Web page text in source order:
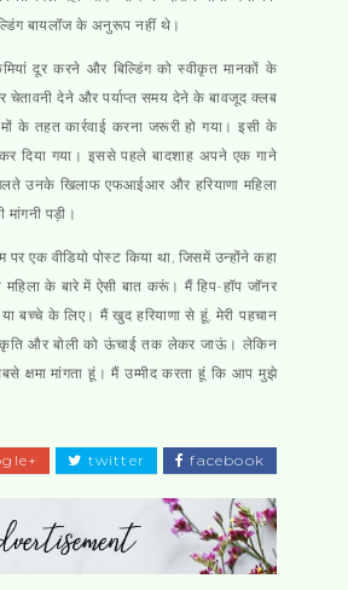
बायलॉज के अनुरूप नहीं थे।
दूर करने और बिल्डिंग को स्वीकृत मानकों के
चेतावनी देने और पर्याप्त समय देने के बावजूद क्लब
के तहत कार्रवाई करना जरूरी हो गया। इसी के
दिया गया। इससे पहले बादशाह अपने एक गाने
उनके खिलाफ एफआईआर और हरियाणा महिला
पड़ी।
पर एक वीडियो पोस्ट किया था, जिसमें उन्होंने कहा
महिला के बारे में ऐसी बात करूं। मैं हिप-हॉप जॉनर
बच्चे के लिए। मैं खुद हरियाणा से हूं, मेरी पहचान
और बोली को ऊंचाई तक लेकर जाऊं। लेकिन
क्षमा मांगता हूं। मैं उम्मीद करता हूं कि आप मुझे
facebook
twitter